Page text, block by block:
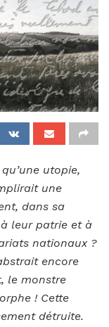
utopie,
une
dans sa
leur patrie et à
nationaux ?
encore
, le monstre
! Cette
détruite.